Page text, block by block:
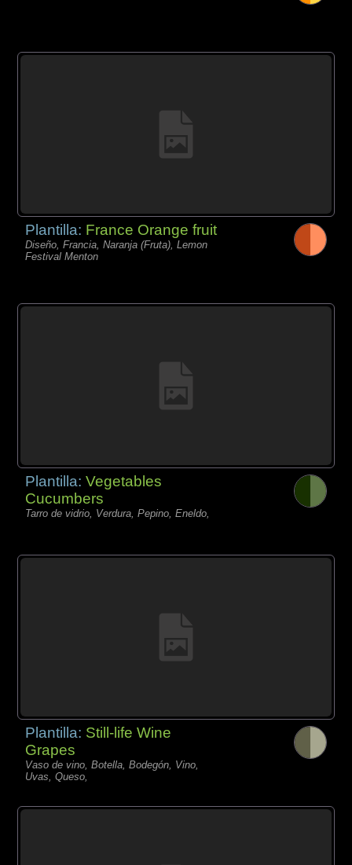
Plantilla: France Orange fruit
Diseño, Francia, Naranja (Fruta), Lemon
Festival Menton
Plantilla:Vegetables
Cucumbers
Tarro de vidrio, Verdura, Pepino, Eneldo,
Plantilla: Still-life Wine
Grapes
Vaso de vino, Botella, Bodegón, Vino,
Uvas, Queso,